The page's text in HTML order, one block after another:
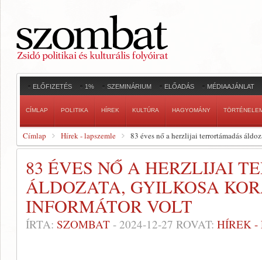
ELŐFIZETÉS 1% SZEMINÁRIUM ELŐADÁS MÉDIAAJÁNLAT
CÍMLAP POLITIKA HÍREK KULTÚRA HAGYOMÁNY
Címlap Hírek - lapszemle 83 éves nő a herzlijai terrortámadás
83 ÉVES NŐ A HERZLIJAI
ÁLDOZATA, GYILKOSA
INFORMÁTOR VOLT
ÍRTA: SZOMBAT - 2024-12-27 ROVAT: HÍREK -